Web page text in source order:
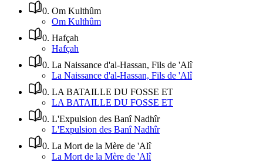
0. Om Kulthûm
Om Kulthûm
0. Hafçah
Hafçah
0. La Naissance d'al-Hassan, Fils de 'Alî
La Naissance d'al-Hassan, Fils de 'Alî
0. LA BATAILLE DU FOSSE ET
LA BATAILLE DU FOSSE ET
0. L'Expulsion des Banî Nadhîr
L'Expulsion des Banî Nadhîr
0. La Mort de la Mère de 'Alî
La Mort de la Mère de 'Alî